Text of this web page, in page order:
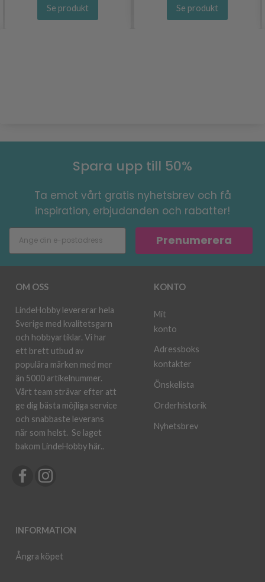
Se produkt Se produkt
Spara upp till 50%
Ta emot vårt gratis nyhetsbrev och få
inspiration, erbjudanden och rabatter!
Prenumerera
OM OSS
LindeHobby levererar hela
Sverige med kvalitetsgarn
och hobbyartiklar. Vi har
ett brett utbud av
populära märken med mer
än 5000 artikelnummer.
Vårt team strävar efter att
ge dig bästa möjliga service
och snabbaste leverans
när som helst. Se laget
bakom LindeHobby här..
INFORMATION
Ångra köpet
KONTO
Mit
konto
Adressboks
kontakter
Önskelista
Orderhistorik
Nyhetsbrev